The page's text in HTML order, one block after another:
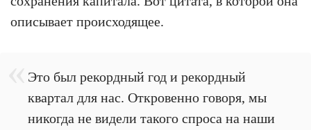
описывает происходящее.
Это был рекордный год и рекордный
квартал для нас. Откровенно говоря, мы
никогда не видели такого спроса на наши